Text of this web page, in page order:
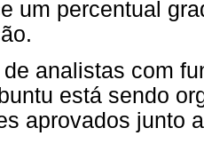
um percentual
analistas com
está sendo
aprovados junto